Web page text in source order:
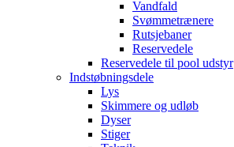
Vandfald
Svømmetrænere
Rutsjebaner
Reservedele
Reservedele til pool udstyr
Indstøbningsdele
Lys
Skimmere og udløb
Dyser
Stiger